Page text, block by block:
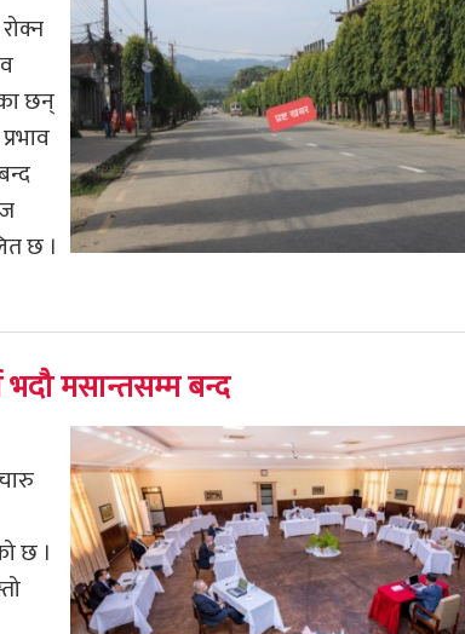
छन्
छ ।
भदौ मसान्तसम्म बन्द
छ ।